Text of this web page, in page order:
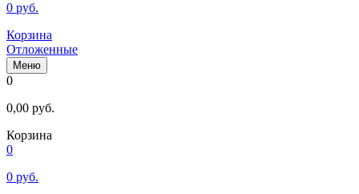
0 руб.
Корзина
Отложенные
Меню
0
0,00 руб.
Корзина
0
0 руб.